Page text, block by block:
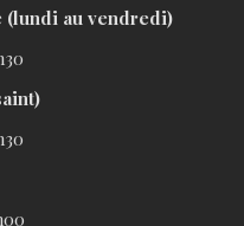
(lundi au vendredi)